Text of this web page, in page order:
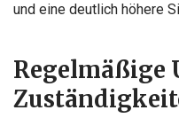
und eine deutlich höhere
Regelmäßige